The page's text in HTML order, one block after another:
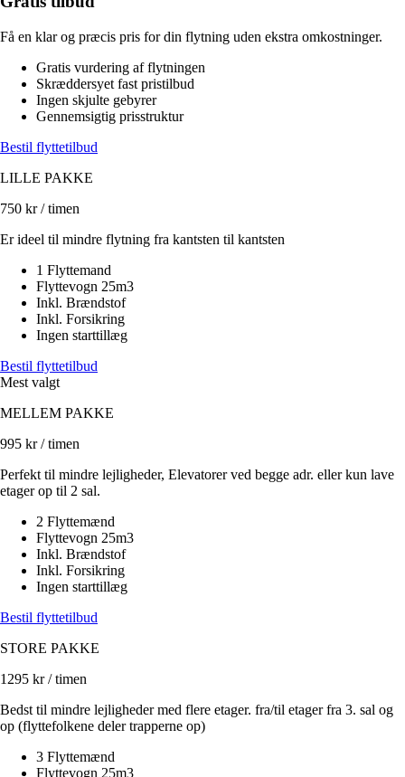
Få en klar og præcis pris for din flytning uden ekstra omkostninger.
Gratis vurdering af flytningen
Skræddersyet fast pristilbud
Ingen skjulte gebyrer
Gennemsigtig prisstruktur
Bestil flyttetilbud
LILLE PAKKE
750 kr / timen
Er ideel til mindre flytning fra kantsten til kantsten
1 Flyttemand
Flyttevogn 25m3
Inkl. Brændstof
Inkl. Forsikring
Ingen starttillæg
Bestil flyttetilbud
Mest valgt
MELLEM PAKKE
995 kr / timen
Perfekt til mindre lejligheder, Elevatorer ved begge adr. eller kun lave
etager op til 2 sal.
2 Flyttemænd
Flyttevogn 25m3
Inkl. Brændstof
Inkl. Forsikring
Ingen starttillæg
Bestil flyttetilbud
STORE PAKKE
1295 kr / timen
Bedst til mindre lejligheder med flere etager. fra/til etager fra 3. sal og
op (flyttefolkene deler trapperne op)
3 Flyttemænd
Flyttevogn 25m3